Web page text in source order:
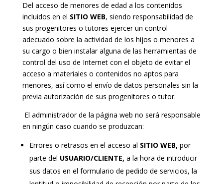
Del acceso de menores de edad a los contenidos
incluidos en el SITIO WEB, siendo responsabilidad de
sus progenitores o tutores ejercer un control
adecuado sobre la actividad de los hijos o menores a
su cargo o bien instalar alguna de las herramientas de
control del uso de Internet con el objeto de evitar el
acceso a materiales o contenidos no aptos para
menores, así como el envío de datos personales sin la
previa autorización de sus progenitores o tutor.
El administrador de la página web no será responsable
en ningún caso cuando se produzcan:
Errores o retrasos en el acceso al SITIO WEB, por
parte del USUARIO/CLIENTE, a la hora de introducir
sus datos en el formulario de pedido de servicios, la